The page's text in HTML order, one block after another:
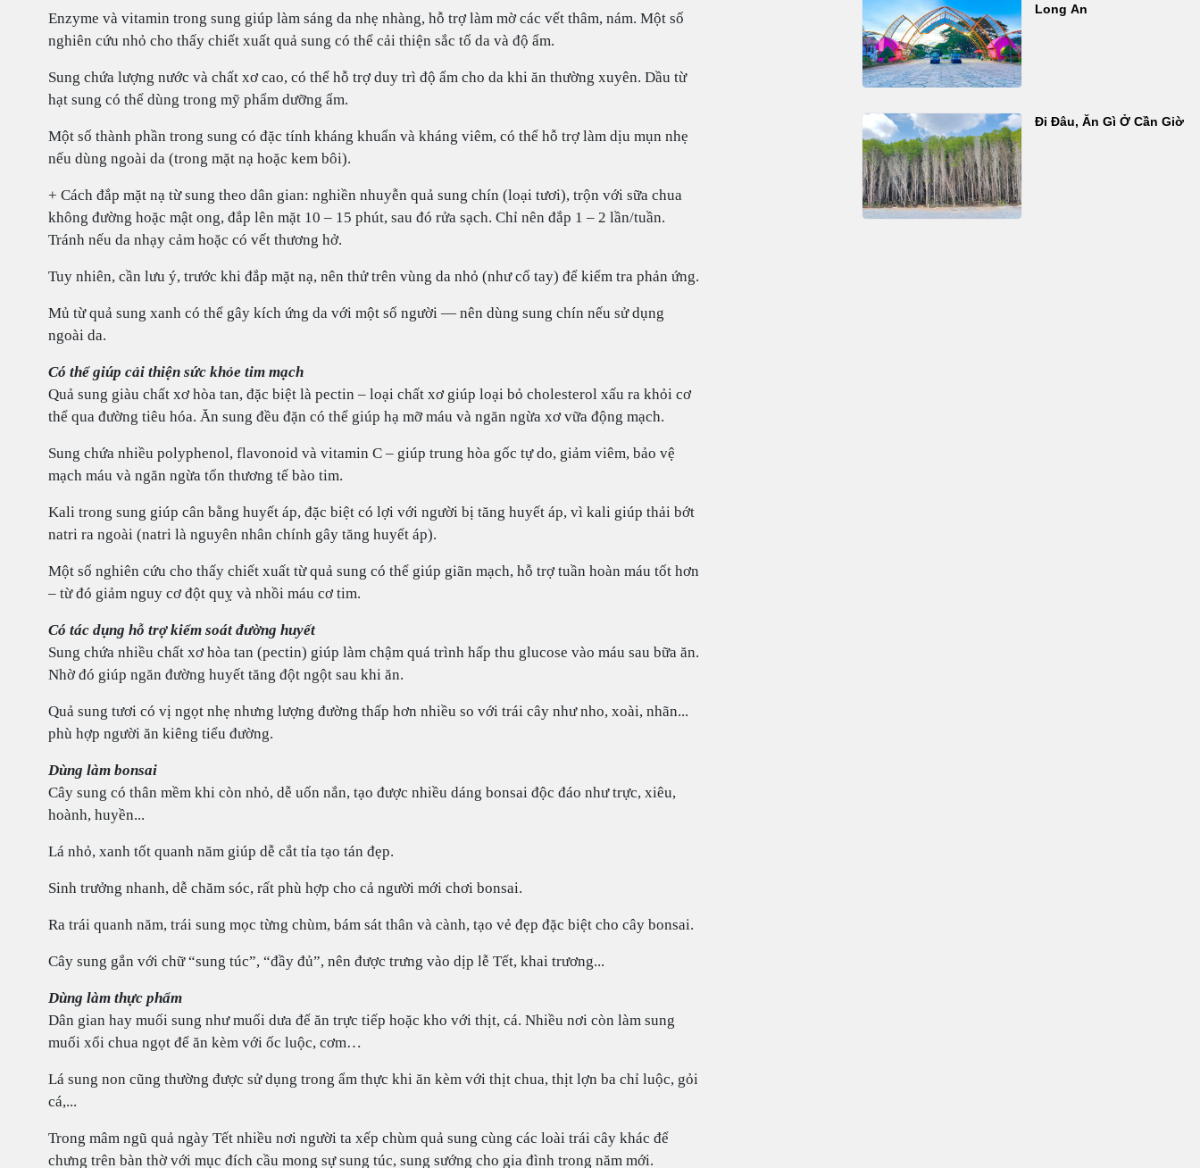
Enzyme và vitamin trong sung giúp làm sáng da nhẹ nhàng, hỗ trợ làm mờ các vết thâm, nám. Một số
nghiên cứu nhỏ cho thấy chiết xuất quả sung có thể cải thiện sắc tố da và độ ẩm.
Sung chứa lượng nước và chất xơ cao, có thể hỗ trợ duy trì độ ẩm cho da khi ăn thường xuyên. Dầu từ
hạt sung có thể dùng trong mỹ phẩm dưỡng ẩm.
Một số thành phần trong sung có đặc tính kháng khuẩn và kháng viêm, có thể hỗ trợ làm dịu mụn nhẹ
nếu dùng ngoài da (trong mặt nạ hoặc kem bôi).
+ Cách đắp mặt nạ từ sung theo dân gian: nghiền nhuyễn quả sung chín (loại tươi), trộn với sữa chua
không đường hoặc mật ong, đắp lên mặt 10 – 15 phút, sau đó rửa sạch. Chỉ nên đắp 1 – 2 lần/tuần.
Tránh nếu da nhạy cảm hoặc có vết thương hở.
Tuy nhiên, cần lưu ý, trước khi đắp mặt nạ, nên thử trên vùng da nhỏ (như cổ tay) để kiểm tra phản ứng.
Mủ từ quả sung xanh có thể gây kích ứng da với một số người — nên dùng sung chín nếu sử dụng
ngoài da.
Có thể giúp cải thiện sức khỏe tim mạch
Quả sung giàu chất xơ hòa tan, đặc biệt là pectin – loại chất xơ giúp loại bỏ cholesterol xấu ra khỏi cơ
thể qua đường tiêu hóa. Ăn sung đều đặn có thể giúp hạ mỡ máu và ngăn ngừa xơ vữa động mạch.
Sung chứa nhiều polyphenol, flavonoid và vitamin C – giúp trung hòa gốc tự do, giảm viêm, bảo vệ
mạch máu và ngăn ngừa tổn thương tế bào tim.
Kali trong sung giúp cân bằng huyết áp, đặc biệt có lợi với người bị tăng huyết áp, vì kali giúp thải bớt
natri ra ngoài (natri là nguyên nhân chính gây tăng huyết áp).
Một số nghiên cứu cho thấy chiết xuất từ quả sung có thể giúp giãn mạch, hỗ trợ tuần hoàn máu tốt hơn
– từ đó giảm nguy cơ đột quỵ và nhồi máu cơ tim.
Có tác dụng hỗ trợ kiểm soát đường huyết
Sung chứa nhiều chất xơ hòa tan (pectin) giúp làm chậm quá trình hấp thu glucose vào máu sau bữa ăn.
Nhờ đó giúp ngăn đường huyết tăng đột ngột sau khi ăn.
Quả sung tươi có vị ngọt nhẹ nhưng lượng đường thấp hơn nhiều so với trái cây như nho, xoài, nhãn...
phù hợp người ăn kiêng tiểu đường.
Dùng làm bonsai
Cây sung có thân mềm khi còn nhỏ, dễ uốn nắn, tạo được nhiều dáng bonsai độc đáo như trực, xiêu,
hoành, huyền...
Lá nhỏ, xanh tốt quanh năm giúp dễ cắt tỉa tạo tán đẹp.
Sinh trưởng nhanh, dễ chăm sóc, rất phù hợp cho cả người mới chơi bonsai.
Ra trái quanh năm, trái sung mọc từng chùm, bám sát thân và cành, tạo vẻ đẹp đặc biệt cho cây bonsai.
Cây sung gắn với chữ “sung túc”, “đầy đủ”, nên được trưng vào dịp lễ Tết, khai trương...
Dùng làm thực phẩm
Dân gian hay muối sung như muối dưa để ăn trực tiếp hoặc kho với thịt, cá. Nhiều nơi còn làm sung
muối xổi chua ngọt để ăn kèm với ốc luộc, cơm…
Lá sung non cũng thường được sử dụng trong ẩm thực khi ăn kèm với thịt chua, thịt lợn ba chỉ luộc, gỏi
cá,...
Trong mâm ngũ quả ngày Tết nhiều nơi người ta xếp chùm quả sung cùng các loài trái cây khác để
chưng trên bàn thờ với mục đích cầu mong sự sung túc, sung sướng cho gia đình trong năm mới.
Long An
Đi Đâu, Ăn Gì Ở Cần Giờ